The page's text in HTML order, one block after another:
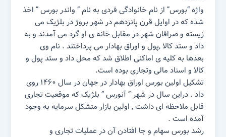
واژه “بورس” از نام خانوادگی فردی به نام ” واندر بورس ” اخذ
شده که در اوایل قرن پانزدهم در شهر بروژ در بلژیک می
زیسته و صرافان شهر در مقابل خانه ی او گرد می آمدند و به
داد و ستد کالا ,‌پول و اوراق بهادار می پرداختند . نام وی
بعدها به کلیه ی اماکنی اطلاق شد که محل داد و ستد پول و
کالا و اسناد مالی وتجاری بوده است.
تشکیل اولین بورس اوراق بهادار در جهان در سال ۱۴۶۰ روی
داد . دراین سال در شهر ” آنورس ” بلژیک که موقعیت تجاری
قابل ملاحظه ای داشت , اولین بازار متشکل سرمایه به وجود
آمده است .
رشد بورس سهام و جا افتادن آن در عملیات تجاری و